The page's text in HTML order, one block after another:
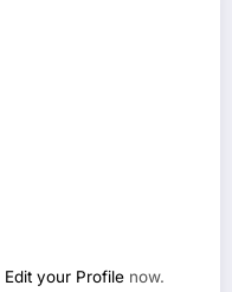
Edit your Profile now.